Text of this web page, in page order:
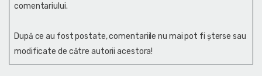
comentariului.
După ce au fost postate, comentariile nu mai pot fi șterse sau
modificate de către autorii acestora!